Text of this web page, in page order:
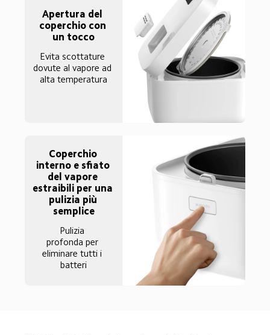
Apertura del
coperchio con
un tocco
Evita scottature
dovute al vapore ad
alta temperatura
Coperchio
interno e sfiato
del vapore
estraibili per una
pulizia più
semplice
Pulizia
profonda per
eliminare tutti i
batteri